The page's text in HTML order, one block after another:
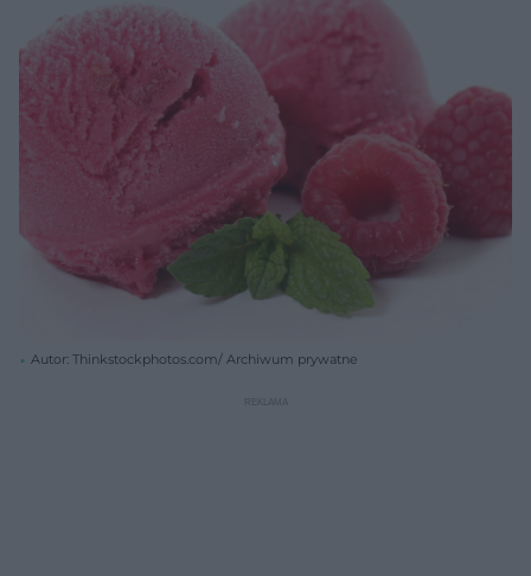
Autor: Thinkstockphotos.com/ Archiwum prywatne